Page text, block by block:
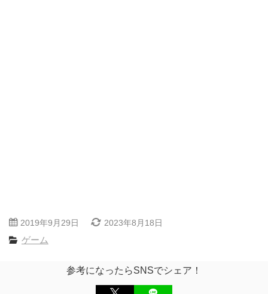
2019年9月29日 2023年8月18日
ゲーム
参考になったらSNSでシェア！